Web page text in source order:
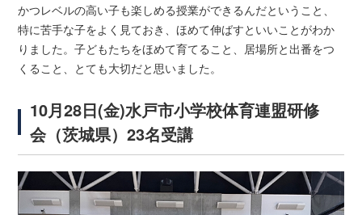
かつレベルの高い子も楽しめる授業ができるんだということ、
特に苦手な子をよく見ておき、ほめて伸ばすといいことがわか
りました。子どもたちをほめて育てること、居場所と出番をつ
くること、とても大切だと思いました。
10月28日(金)水戸市小学校体育連盟研修
会（茨城県）23名受講